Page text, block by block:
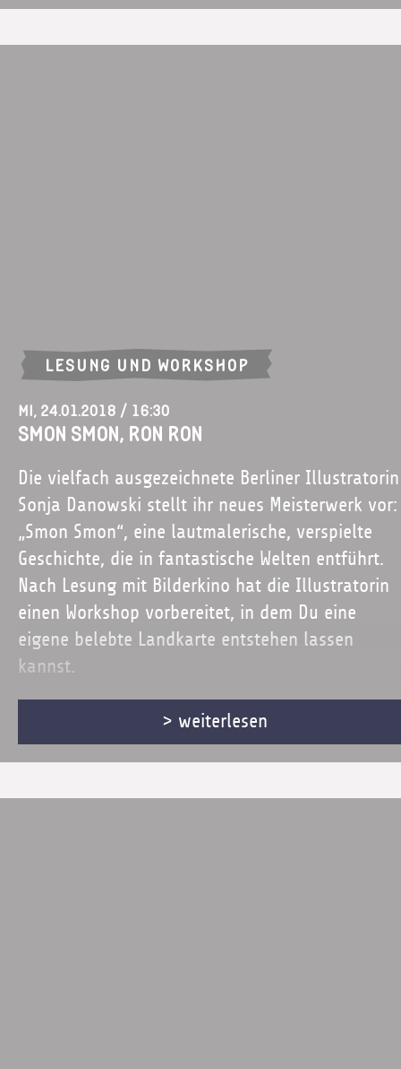
10 €
Mit Anmeldung
LESUNG UND WORKSHOP
Mi, 24.01.2018 / 16:30
Smon Smon, Ron Ron
Die vielfach ausgezeichnete Berliner Illustratorin
Sonja Danowski stellt ihr neues Meisterwerk vor:
„Smon Smon“, eine lautmalerische, verspielte
Geschichte, die in fantastische Welten entführt.
Nach Lesung mit Bilderkino hat die Illustratorin
einen Workshop vorbereitet, in dem Du eine
eigene belebte Landkarte entstehen lassen
kannst.
Lesung (ca. 30 min / ab 4 J.): Eintritt frei
> weiterlesen